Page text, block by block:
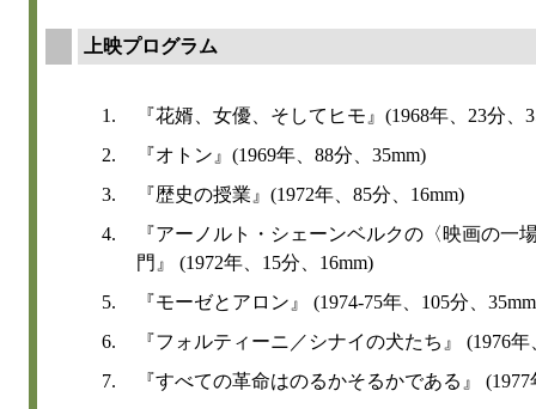
上映プログラム
1.
『花婿、女優、そしてヒモ』(1968年、23分、
2.
『オトン』(1969年、88分、35mm)
3.
『歴史の授業』(1972年、85分、16mm)
4.
『アーノルト・シェーンベルクの〈映画の一
門』 (1972年、15分、16mm)
5.
『モーゼとアロン』 (1974-75年、105分、
6.
『フォルティーニ／シナイの犬たち』 (1976年
7.
『すべての革命はのるかそるかである』 (1977